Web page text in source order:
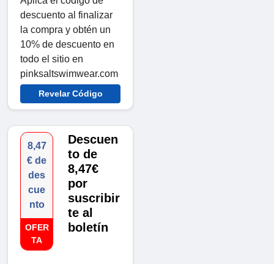
descuento al finalizar
la compra y obtén un
10% de descuento en
todo el sitio en
pinksaltswimwear.com
Revelar Código
8,47
€ de
des
cue
nto
OFER
TA
Descuen
to de
8,47€
por
suscribir
te al
boletín